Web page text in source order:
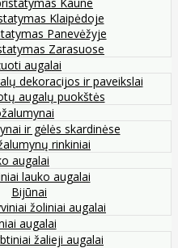
Klaipėdoje
Panevėžyje
Zarasuose
augalai
dekoracijos ir paveikslai
augalų puokštės
ir gėlės skardinėse
rinkiniai
augalai
lauko augalai
Bijūnai
žoliniai augalai
augalai
žalieji augalai